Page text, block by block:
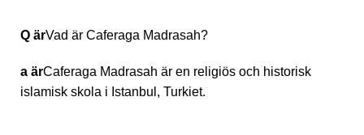
Q ärVad är Caferaga Madrasah?
a ärCaferaga Madrasah är en religiös och historisk
islamisk skola i Istanbul, Turkiet.